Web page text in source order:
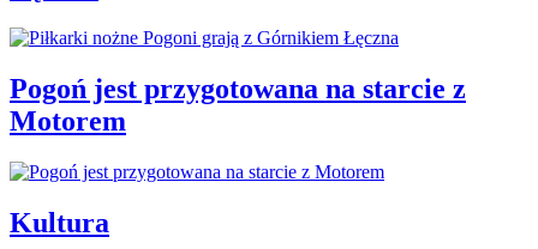
Pogoń jest przygotowana na starcie z
Motorem
Kultura